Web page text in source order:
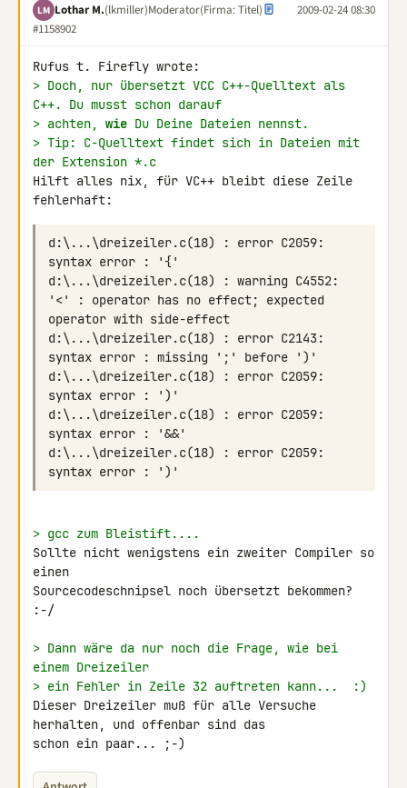
LM Lothar M.(lkmiller)Moderator(Firma: Titel)
2009-02-24 08:30
#1158902
> Doch, nur übersetzt VCC C++-Quelltext als
C++. Du musst schon darauf
> achten, wie Du Deine Dateien nennst.
> Tip: C-Quelltext findet sich in Dateien mit
der Extension *.c
Hilft alles nix, für VC++ bleibt diese Zeile
fehlerhaft:
d:\...\dreizeiler.c(18) : error C2059:
d:\...\dreizeiler.c(18) : warning C4552:
'<' : operator has no effect; expected
d:\...\dreizeiler.c(18) : error C2143:
d:\...\dreizeiler.c(18) : error C2059:
d:\...\dreizeiler.c(18) : error C2059:
d:\...\dreizeiler.c(18) : error C2059:
> gcc zum Bleistift....
Sollte nicht wenigstens ein zweiter Compiler so
einen
Sourcecodeschnipsel noch übersetzt bekommen?
:-/
> Dann wäre da nur noch die Frage, wie bei
einem Dreizeiler
> ein Fehler in Zeile 32 auftreten kann...  :)
Dieser Dreizeiler muß für alle Versuche
herhalten, und offenbar sind das
schon ein paar... ;-)